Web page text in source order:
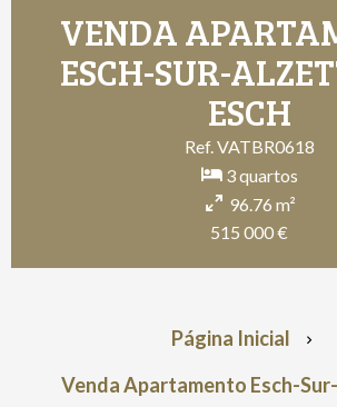
VENDA
ESCH-SUR-
ESCH
Ref. VATBR0618
3 quartos
96.76 m²
515 000 €
Página Inicial
Venda Apartamento Esch-